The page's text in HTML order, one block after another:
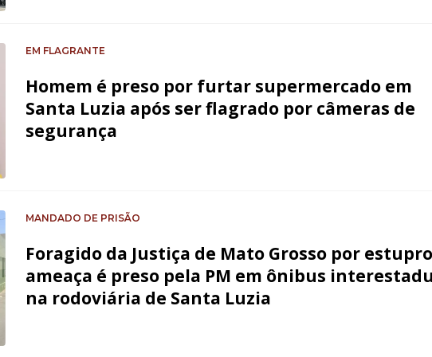
EM FLAGRANTE
Homem é preso por furtar supermercado em
Santa Luzia após ser flagrado por câmeras de
segurança
MANDADO DE PRISÃO
Foragido da Justiça de Mato Grosso por
ameaça é preso pela PM em ônibus
na rodoviária de Santa Luzia